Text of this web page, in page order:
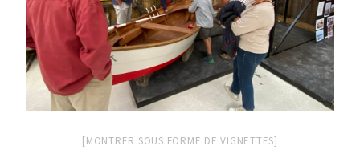
[MONTRER SOUS FORME DE VIGNETTES]